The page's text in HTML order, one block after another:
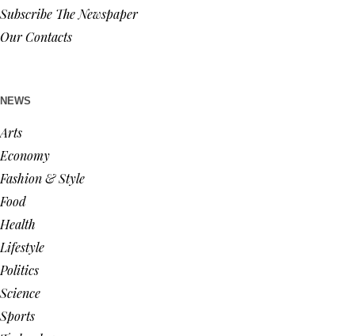
Subscribe The Newspaper
Our Contacts
NEWS
Arts
Economy
Fashion & Style
Food
Health
Lifestyle
Politics
Science
Sports